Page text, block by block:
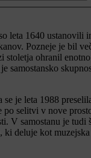
leta 1640 ustanovili
Pozneje je bil
stoletja ohranil
samostansko
se je leta 1988
selitvi v nove
V samostanu je tudi
ki deluje kot